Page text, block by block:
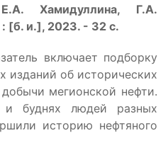
Хамидуллина, Г.А.
[б. и.], 2023. - 32 с.
включает подборку
изданий об исторических
мегионской нефти.
буднях людей разных
историю нефтяного